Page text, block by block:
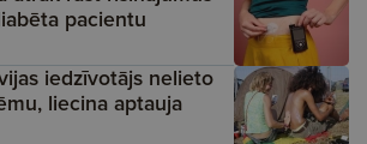
pacientu
iedzīvotājs nelieto
liecina aptauja